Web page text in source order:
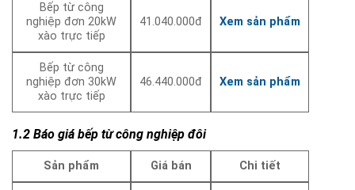
Bếp từ công
nghiệp đơn 20kW
xào trực tiếp
41.040.000đ Xem sản phẩm
Bếp từ công
nghiệp đơn 30kW
xào trực tiếp
46.440.000đ Xem sản phẩm
1.2 Báo giá bếp từ công nghiệp đôi
Sản phẩm Giá bán Chi tiết